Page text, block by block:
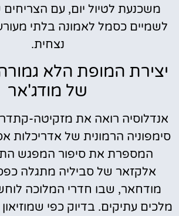
משכנעת לטיול יום, עם
לשמיים כסמל לאמונה בלתי
נצחית.
יצירת המופת הלא
של מודג'אר
אנדלוסיה רואה את מזקיטה-
סימפוניה הרמונית של אדריכלות
המספרת את סיפור המפגש
אלקזאר של סביליה מתגלה
מודחאר, שבו חדרי המלוכה
מלכים עתיקים. בדיוק כפי שמוזיאון